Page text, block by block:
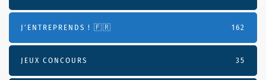
J'ENTREPRENDS ! 🇫🇷 162
JEUX CONCOURS 35